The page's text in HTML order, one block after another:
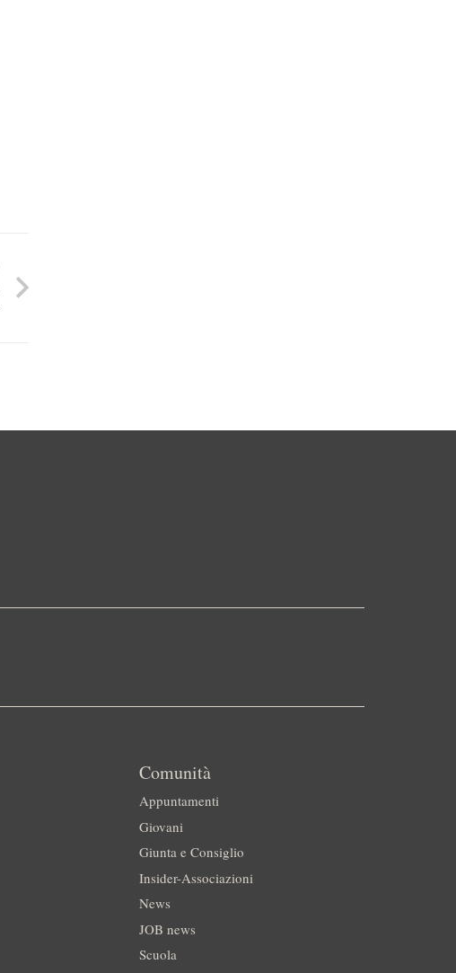
Comunità
Appuntamenti
Giovani
Giunta e Consiglio
Insider-Associazioni
News
JOB news
Scuola